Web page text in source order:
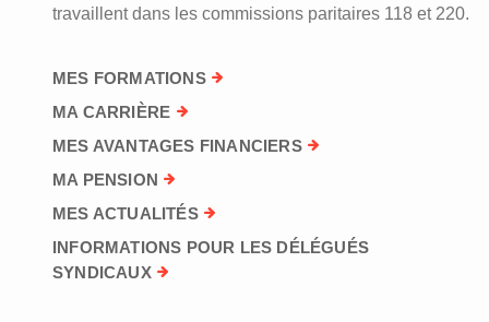
travaillent dans les commissions paritaires 118 et 220.
MES FORMATIONS
MA CARRIÈRE
MES AVANTAGES FINANCIERS
MA PENSION
MES ACTUALITÉS
INFORMATIONS POUR LES DÉLÉGUÉS
SYNDICAUX